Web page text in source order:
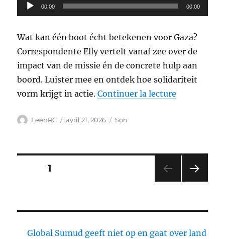
Lecteur
audio
00:00 00:00
Wat kan één boot écht betekenen voor Gaza?
Correspondente Elly vertelt vanaf zee over de
impact van de missie én de concrete hulp aan
boord. Luister mee en ontdek hoe solidariteit
vorm krijgt in actie.Continuer la lecture
Auteur
LeenRC
Publié
avril 21, 2026 Format
Son
Posts
PAGE1
ANT
Global Sumud geeft niet op en gaat over land